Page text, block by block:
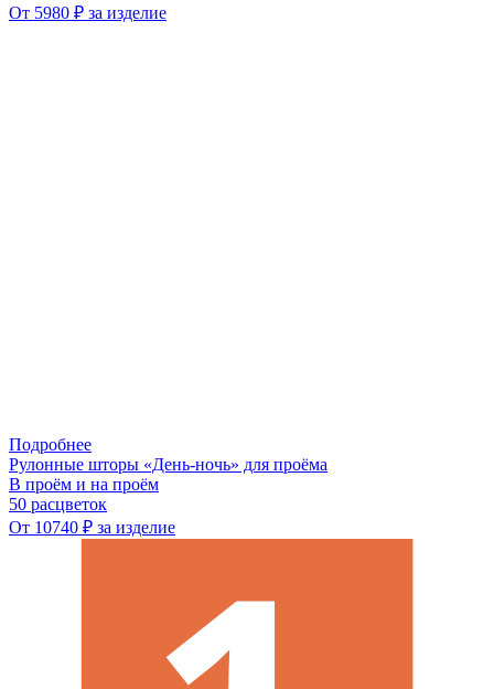
От 5980 ₽ за изделие
Подробнее
Рулонные шторы «День-ночь» для проёма
В проём и на проём
50 расцветок
От 10740 ₽ за изделие